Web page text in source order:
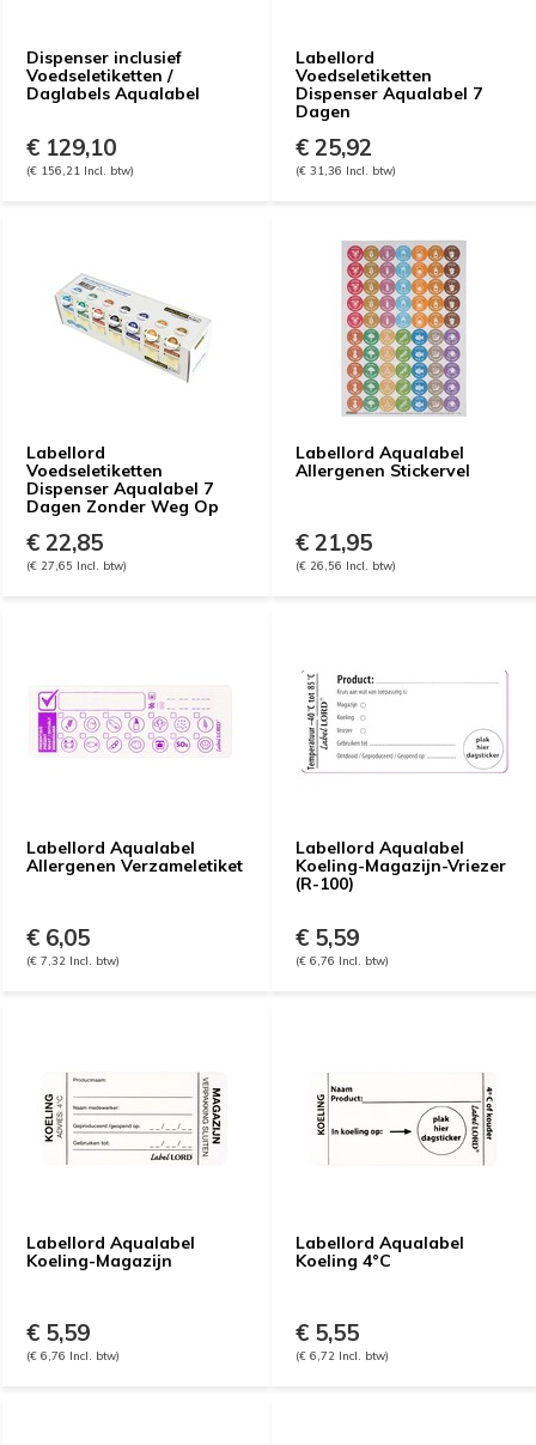
Dispenser inclusief
Voedseletiketten /
Daglabels Aqualabel
€ 129,10
(€ 156,21 Incl. btw)
Labellord
Voedseletiketten
Dispenser Aqualabel 7
Dagen
€ 25,92
(€ 31,36 Incl. btw)
Labellord
Voedseletiketten
Dispenser Aqualabel 7
Dagen Zonder Weg Op
€ 22,85
(€ 27,65 Incl. btw)
Labellord Aqualabel
Allergenen Stickervel
€ 21,95
(€ 26,56 Incl. btw)
Labellord Aqualabel
Allergenen Verzameletiket
€ 6,05
(€ 7,32 Incl. btw)
Labellord Aqualabel
Koeling-Magazijn-Vriezer
(R-100)
€ 5,59
(€ 6,76 Incl. btw)
Labellord Aqualabel
Koeling-Magazijn
€ 5,59
(€ 6,76 Incl. btw)
Labellord Aqualabel
Koeling 4°C
€ 5,55
(€ 6,72 Incl. btw)